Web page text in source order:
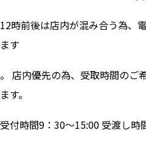
12時前後は店内が混み合う為、
ます
。 店内優先の為、受取時間のご
ます。
受付時間9：30～15:00 受渡し